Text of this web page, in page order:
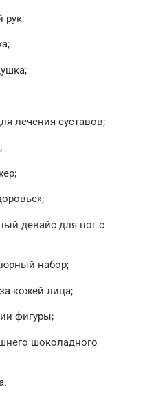
рук;
лечения суставов;
девайс для ног с
набор;
кожей лица;
фигуры;
шоколадного